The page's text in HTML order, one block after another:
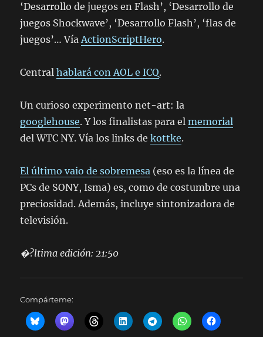
‘Desarrollo de juegos en Flash’, ‘Desarrollo de
juegos Shockwave’, ‘Desarrollo Flash’, ‘flas de
juegos’… VíaActionScriptHero.
Centralhablará con AOL e ICQ.
Un curioso experimento net-art: la
googlehouse. Y los finalistas para elmemorial
del WTC NY. Vía los links dekottke.
El último vaio de sobremesa (eso es la línea de
PCs de SONY, Isma) es, como de costumbre una
preciosidad. Además, incluye sintonizadora de
televisión.
�?ltima edición: 21:50
Compárteme: